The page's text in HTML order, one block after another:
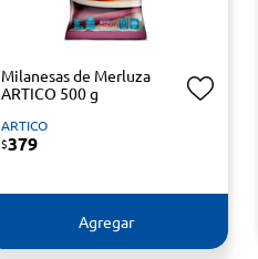
Milanesas de Merluza
ARTICO 500 g
ARTICO
$379
Agregar